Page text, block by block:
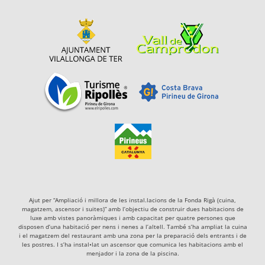
Ajut per “Ampliació i millora de les instal.lacions de la Fonda Rigà (cuina,
magatzem, ascensor i suites)” amb l’objectiu de construir dues habitacions de
luxe amb vistes panoràmiques i amb capacitat per quatre persones que
disposen d’una habitació per nens i nenes a l’altell. També s’ha ampliat la cuina
i el magatzem del restaurant amb una zona per la preparació dels entrants i de
les postres. I s’ha instal•lat un ascensor que comunica les habitacions amb el
menjador i la zona de la piscina.